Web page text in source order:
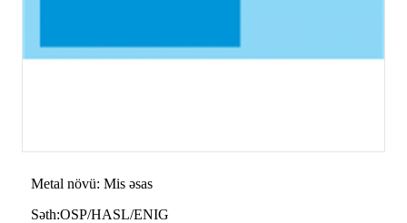
Metal növü: Mis əsas
Səth:OSP/HASL/ENIG